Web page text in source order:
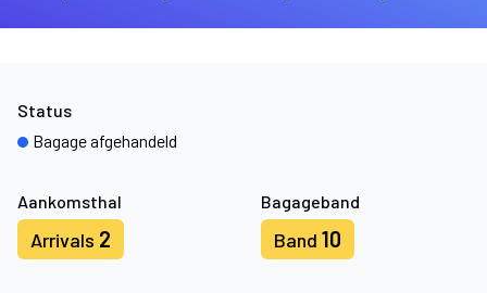
Aankomsthal
Arrivals 2
Bagageband
Band 10
Status
Bagage afgehandeld